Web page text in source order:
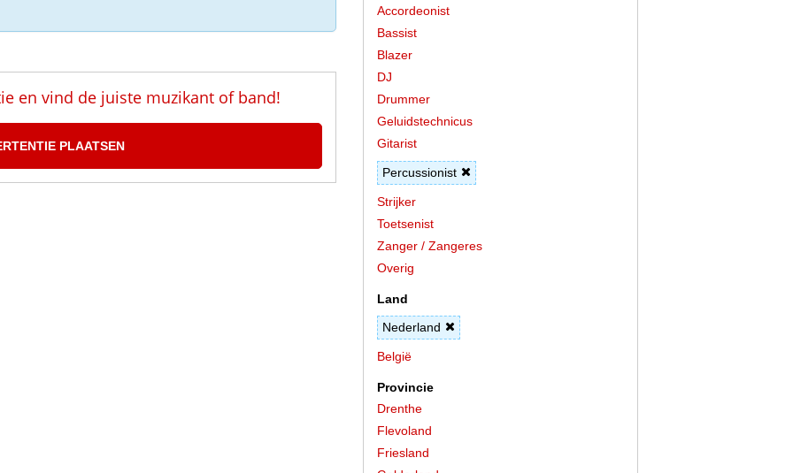
en vind de juiste muzikant of band!
PLAATSEN
Accordeonist
Bassist
Blazer
DJ
Drummer
Geluidstechnicus
Gitarist
Percussionist
Strijker
Toetsenist
Zanger / Zangeres
Overig
Land
Nederland
België
Provincie
Drenthe
Flevoland
Friesland